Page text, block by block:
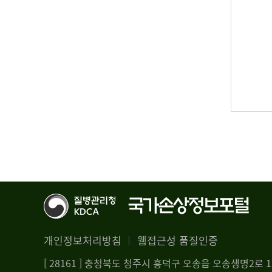
개인정보처리방침 웹접근성 품질인증
[ 28161 ] 충청북도 청주시 흥덕구 오송읍 오송생명2로